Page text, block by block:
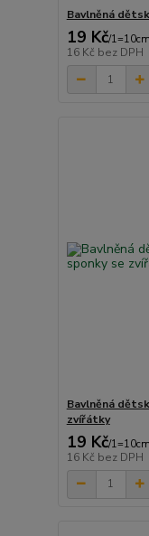
Bavlněná
19 Kč/1=10cm
16 Kč bez DPH
Bavlněná
zvířátky
19 Kč/1=10cm
16 Kč bez DPH